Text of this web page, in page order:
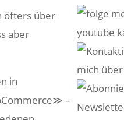
öfters über
aber
in
–